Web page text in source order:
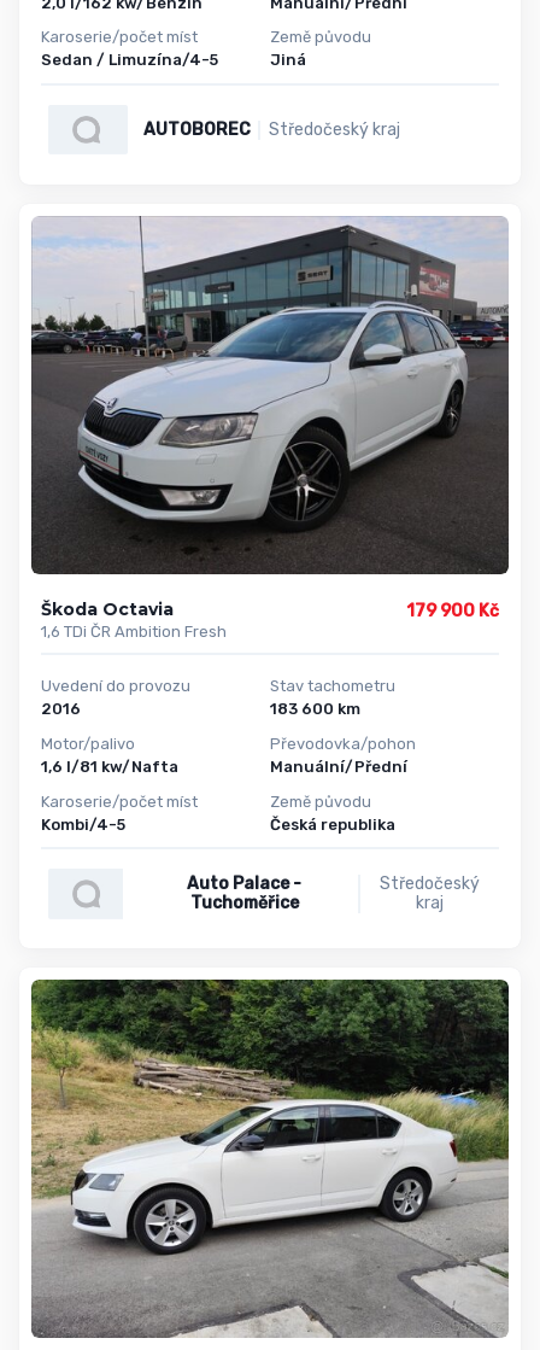
Karoserie/počet míst
Sedan / Limuzína/4-5
Země původu
Jiná
AUTOBOREC Středočeský kraj
Škoda Octavia
1,6 TDi ČR Ambition Fresh
179 900 Kč
Uvedení do provozu
2016
Motor/palivo
1,6 l/81 kw/Nafta
Karoserie/počet míst
Kombi/4-5
Stav tachometru
183 600 km
Převodovka/pohon
Manuální/Přední
Země původu
Česká republika
Auto Palace -
Tuchoměřice
Středočeský
kraj